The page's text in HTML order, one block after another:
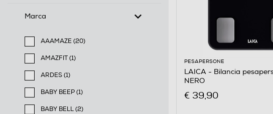
Marca
AAAMAZE (20)
Filtra per Marca: AAAMAZE
AMAZFIT (1)
Filtra per Marca: AMAZFIT
ARDES (1)
Filtra per Marca: ARDES
BABY BEEP (1)
Filtra per Marca: BABY BEEP
BABY BELL (2)
PESAPERSONE
LAICA - Bilancia
NERO
€ 39,90